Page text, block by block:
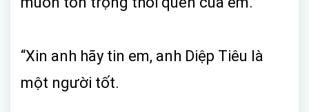
“Xin anh hãy tin em, anh Diệp Tiêu là
một người tốt.